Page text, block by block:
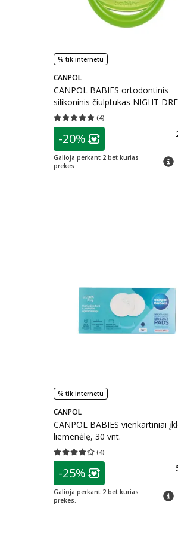
% tik internetu
CANPOL
CANPOL BABIES ortodontinis
silikoninis čiulptukas NIGHT
nuo 18 mėn., 1 vnt.
(4)
Vidutinis įvertinimas 5.00
patarimas
Lojalumo klubo
-20%
Galioja perkant 2 bet kurias
prekes.
% tik internetu
CANPOL
CANPOL BABIES vienkartiniai
liemenėlę, 30 vnt.
(4)
Vidutinis įvertinimas 4.00
patarimas
Lojalumo klubo
-25%
Galioja perkant 2 bet kurias
prekes.